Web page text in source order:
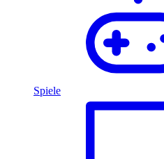
Spiele